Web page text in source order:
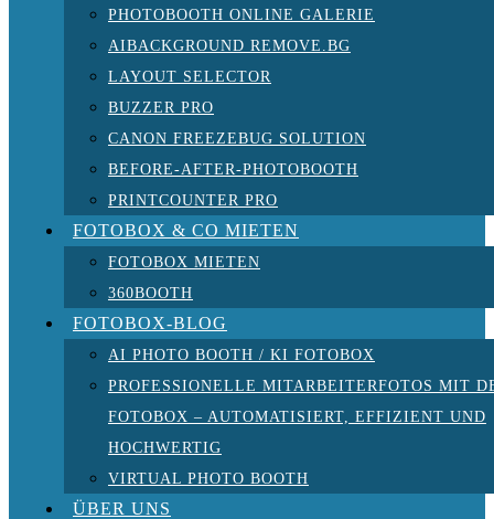
PHOTOBOOTH ONLINE GALERIE
AIBACKGROUND REMOVE.BG
LAYOUT SELECTOR
BUZZER PRO
CANON FREEZEBUG SOLUTION
BEFORE-AFTER-PHOTOBOOTH
PRINTCOUNTER PRO
FOTOBOX & CO MIETEN
FOTOBOX MIETEN
360BOOTH
FOTOBOX-BLOG
AI PHOTO BOOTH / KI FOTOBOX
PROFESSIONELLE MITARBEITERFOTOS MIT
FOTOBOX – AUTOMATISIERT, EFFIZIENT UND
HOCHWERTIG
VIRTUAL PHOTO BOOTH
ÜBER UNS